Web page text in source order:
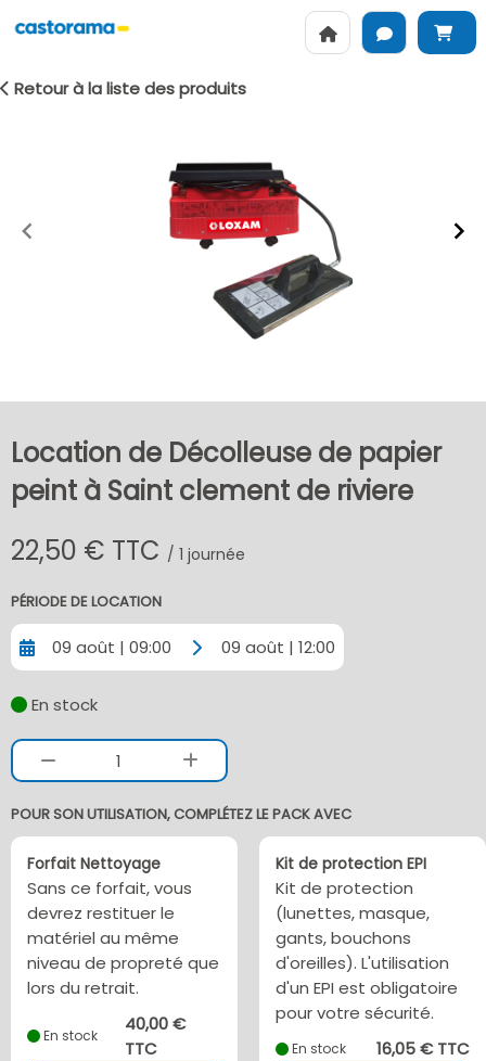
Retour à la liste des produits
Location de Décolleuse de papier
peint à Saint clement de riviere
22,50 € TTC / 1 journée
PÉRIODE DE LOCATION
09 août | 09:00 09 août | 12:00
En stock
1
POUR SON UTILISATION, COMPLÉTEZ LE PACK AVEC
Forfait Nettoyage
Sans ce forfait, vous
devrez restituer le
matériel au même
niveau de propreté que
lors du retrait.
En stock
40,00 €
TTC
Kit de protection EPI
Kit de protection
(lunettes, masque,
gants, bouchons
d'oreilles). L'utilisation
d'un EPI est obligatoire
pour votre sécurité.
En stock
16,05 € TTC